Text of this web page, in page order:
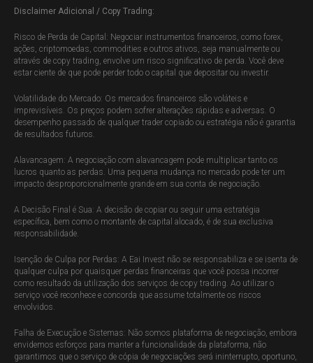
Disclaimer Adicional / Copy Trading:
Risco de Perda de Capital: Negociar instrumentos financeiros, como forex,
ações, criptomoedas, commodities e outros ativos, seja manualmente ou
através de copy trading, envolve um risco significativo de perda. Você deve
estar ciente de que pode perder todo o capital que depositar ou investir.
Volatilidade do Mercado: Os mercados financeiros são voláteis e
imprevisíveis. Os preços podem sofrer alterações rápidas e adversas. O
desempenho passado de qualquer trader copiado ou estratégia não é garantia
de resultados futuros.
Alavancagem: A negociação com alavancagem pode multiplicar tanto os
lucros quanto as perdas. Uma pequena mudança no mercado pode ter um
impacto desproporcionalmente grande em sua conta de negociação.
A Decisão Final é Sua: A decisão de copiar ou seguir uma estratégia
específica, bem como o montante de capital alocado, é de sua exclusiva
responsabilidade.
Isenção de Culpa por Perdas: A Eai Invest não se responsabiliza e se isenta de
qualquer culpa por quaisquer perdas financeiras que você possa incorrer
como resultado da utilização dos serviços de copy trading. Ao utilizar o
serviço você reconhece e concorda que assume totalmente os riscos
envolvidos.
Falha de Execução e Sistemas: Não somos plataforma de negociação, embora
envidemos esforços para manter a funcionalidade da plataforma, não
garantimos que o serviço de cópia de negociações será ininterrupto, oportuno,